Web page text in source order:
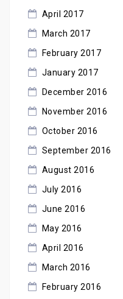
April 2017
March 2017
February 2017
January 2017
December 2016
November 2016
October 2016
September 2016
August 2016
July 2016
June 2016
May 2016
April 2016
March 2016
February 2016